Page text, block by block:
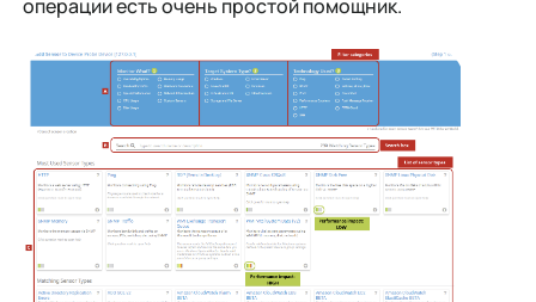
операции есть очень простой помощник.